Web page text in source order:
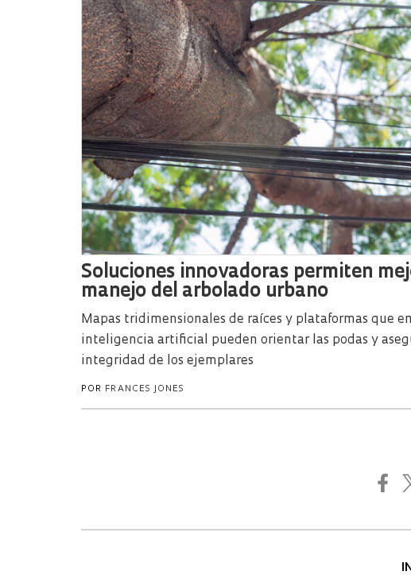
Soluciones innovadoras permiten
manejo del arbolado urbano
Mapas tridimensionales de raíces y plataformas que
inteligencia artificial pueden orientar las podas y
integridad de los ejemplares
POR FRANCES JONES